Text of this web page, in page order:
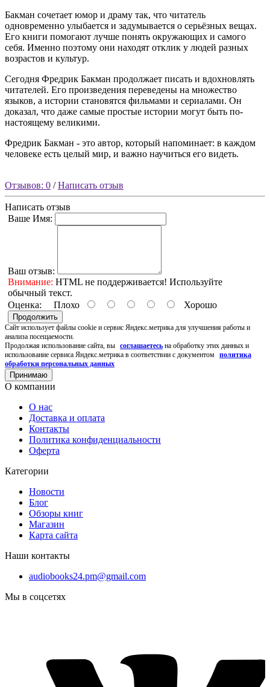
Бакман сочетает юмор и драму так, что читатель
одновременно улыбается и задумывается о серьёзных вещах.
Его книги помогают лучше понять окружающих и самого
себя. Именно поэтому они находят отклик у людей разных
возрастов и культур.
Сегодня Фредрик Бакман продолжает писать и вдохновлять
читателей. Его произведения переведены на множество
языков, а истории становятся фильмами и сериалами. Он
доказал, что даже самые простые истории могут быть по-
настоящему великими.
Фредрик Бакман - это автор, который напоминает: в каждом
человеке есть целый мир, и важно научиться его видеть.
Отзывов: 0 /Написать отзыв
Написать отзыв
Ваше Имя:
Ваш отзыв:
Внимание: HTML не поддерживается! Используйте
обычный текст.
Оценка: Плохо Хорошо
Продолжить
Cайт использует файлы cookie и сервис Яндекс.метрика для улучшения работы и
анализа посещаемости.
Продолжая использование сайта, вы соглашаетесь на обработку этих данных и
использование сервиса Яндекс.метрика в соответствии с документом политика
обработки персональных данных
Принимаю
О компании
О нас
Доставка и оплата
Контакты
Политика конфиденциальности
Оферта
Категории
Новости
Блог
Обзоры книг
Магазин
Карта сайта
Наши контакты
audiobooks24.pm@gmail.com
Мы в соцсетях